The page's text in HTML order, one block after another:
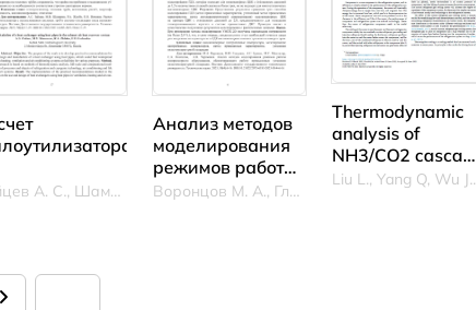
вытяжного
Зайцев А. С., Шамаров М. В., Жлобо Р. А.
Анализ методов
моделирования
режимов работы
компрессорногоВоронцов М. А., Глазунов В. Ю., Грачев А. С.
Thermodynamic
analysis of
NH3/CO2 cascade
refrigeration